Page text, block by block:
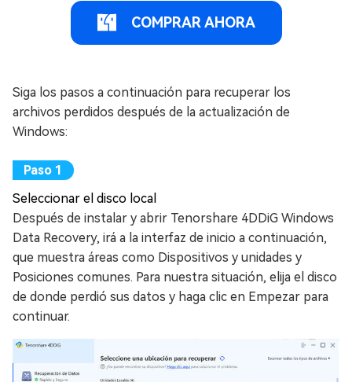
COMPRAR AHORA
Siga los pasos a continuación para recuperar los
archivos perdidos después de la actualización de
Windows:
Seleccionar el disco local
Después de instalar y abrir Tenorshare 4DDiG Windows
Data Recovery, irá a la interfaz de inicio a continuación,
que muestra áreas como Dispositivos y unidades y
Posiciones comunes. Para nuestra situación, elija el disco
de donde perdió sus datos y haga clic en Empezar para
continuar.